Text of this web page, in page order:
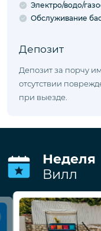
Электро/водо/
Обслуживание
Депозит
Депозит за порчу
отсутствии
при выезде.
Неделя
Вилл